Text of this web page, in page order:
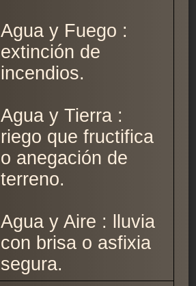
Agua y Fuego :
extinción de
incendios.
Agua y Tierra :
riego que fructifica
o anegación de
terreno.
Agua y Aire : lluvia
con brisa o asfixia
segura.